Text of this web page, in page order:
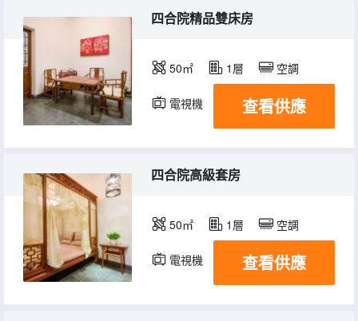
四合院精品雙床房
50㎡ 1層 空調
電視機 查看供應
四合院高級套房
50㎡ 1層 空調
電視機 查看供應